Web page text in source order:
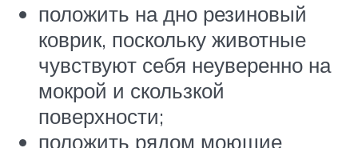
положить на дно резиновый
коврик, поскольку животные
чувствуют себя неуверенно на
мокрой и скользкой
поверхности;
положить рядом моющие